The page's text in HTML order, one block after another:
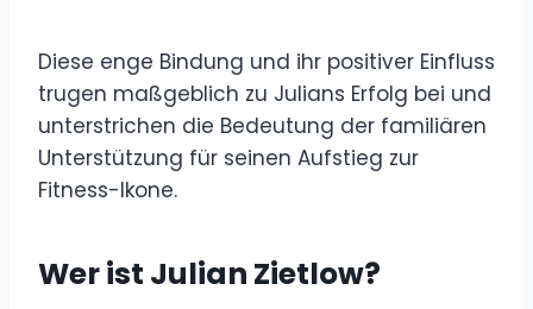
Diese enge Bindung und ihr positiver Einfluss
trugen maßgeblich zu Julians Erfolg bei und
unterstrichen die Bedeutung der familiären
Unterstützung für seinen Aufstieg zur
Fitness-Ikone.
Wer ist Julian Zietlow?